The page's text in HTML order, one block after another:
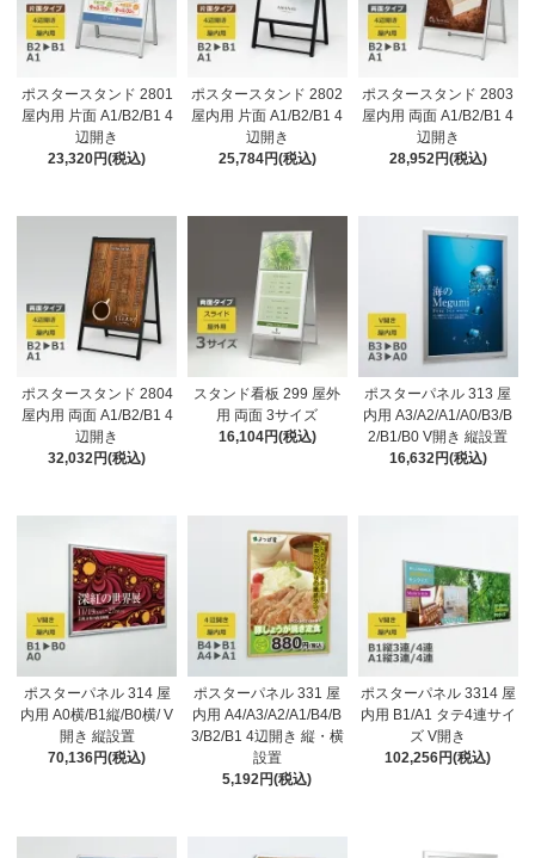
ポスタースタンド 2801
屋内用 片面 A1/B2/B1 4
辺開き
23,320円(税込)
ポスタースタンド 2802
屋内用 片面 A1/B2/B1 4
辺開き
25,784円(税込)
ポスタースタンド 2803
屋内用 両面 A1/B2/B1 4
辺開き
28,952円(税込)
ポスタースタンド 2804
屋内用 両面 A1/B2/B1 4
辺開き
32,032円(税込)
スタンド看板 299 屋外
用 両面 3サイズ
16,104円(税込)
ポスターパネル 313 屋
内用 A3/A2/A1/A0/B3/B
2/B1/B0 V開き 縦設置
16,632円(税込)
ポスターパネル 314 屋
内用 A0横/B1縦/B0横/ V
開き 縦設置
70,136円(税込)
ポスターパネル 331 屋
内用 A4/A3/A2/A1/B4/B
3/B2/B1 4辺開き 縦・横
設置
5,192円(税込)
ポスターパネル 3314 屋
内用 B1/A1 タテ4連サイ
ズ V開き
102,256円(税込)